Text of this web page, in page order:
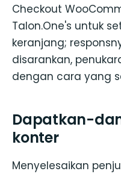
Checkout
Talon.One's untuk
keranjang;
disarankan,
dengan cara yang
Dapatkan-
konter
Menyelesaikan